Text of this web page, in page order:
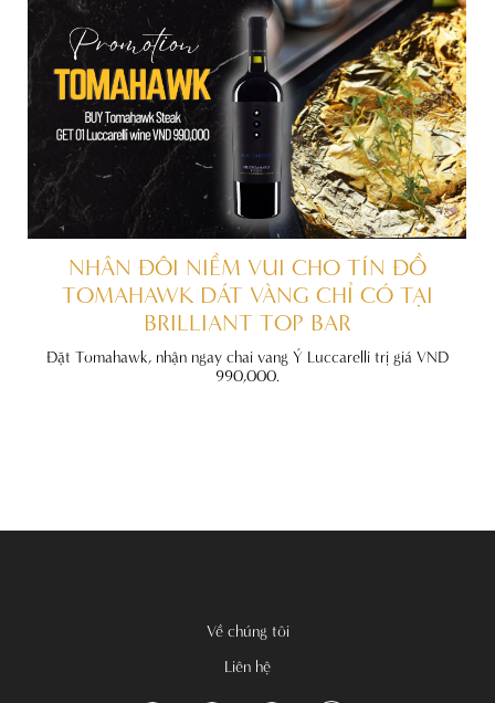
NHÂN ĐÔI NIỀM VUI CHO TÍN ĐỒ
TOMAHAWK DÁT VÀNG CHỈ CÓ TẠI
BRILLIANT TOP BAR
Đặt Tomahawk, nhận ngay chai vang Ý Luccarelli trị giá VND
990,000.
Về chúng tôi
Liên hệ